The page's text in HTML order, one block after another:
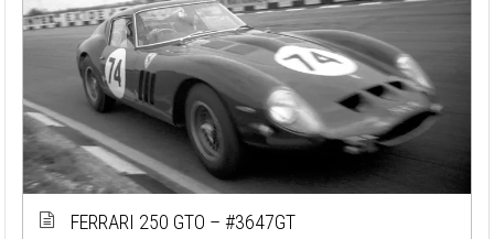
FERRARI 250 GTO – #3647GT